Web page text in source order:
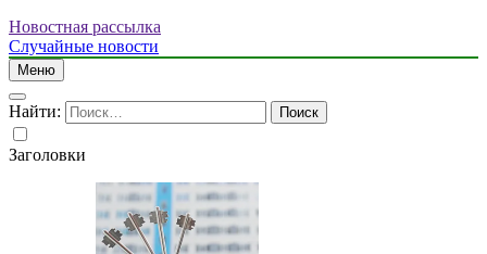
Новостная рассылка
Случайные новости
Меню
Найти:
Заголовки